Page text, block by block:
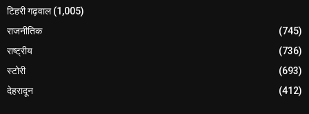
टिहरी गढ़वाल(1,005)
राजनीतिक
(745)
राष्ट्रीय
(736)
स्टोरी
(693)
देहरादून
(412)